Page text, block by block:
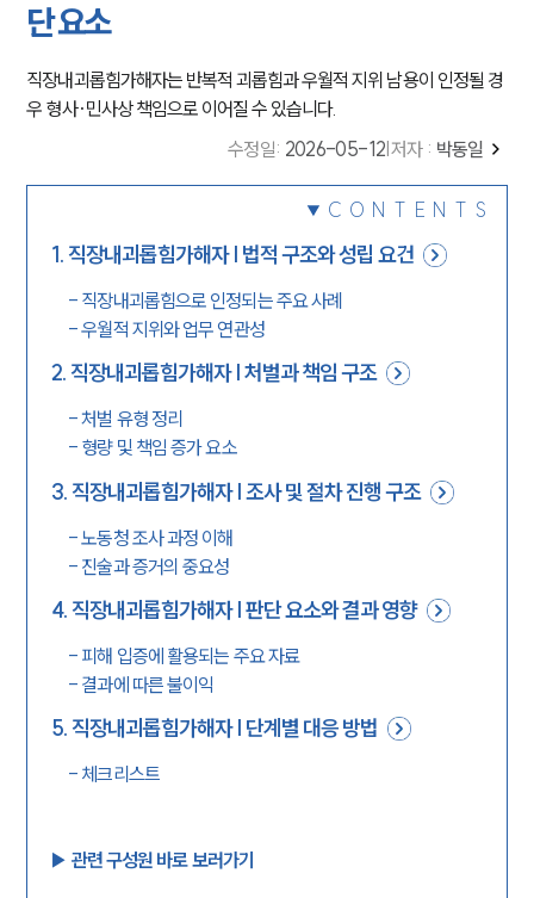
단 요소
직장내괴롭힘가해자는 반복적 괴롭힘과 우월적 지위 남용이 인정될 경
우 형사·민사상 책임으로 이어질 수 있습니다.
수정일: 2026-05-12 저자 : 박동일
CONTENTS
1. 직장내괴롭힘가해자 | 법적 구조와 성립 요건
- 직장내괴롭힘으로 인정되는 주요 사례
-우월적 지위와 업무 연관성
2. 직장내괴롭힘가해자 | 처벌과 책임 구조
-처벌 유형 정리
- 형량 및 책임 증가 요소
3. 직장내괴롭힘가해자 | 조사 및 절차 진행 구조
-노동청 조사 과정 이해
- 진술과 증거의 중요성
4. 직장내괴롭힘가해자 | 판단 요소와 결과 영향
- 피해 입증에 활용되는 주요 자료
- 결과에 따른 불이익
5. 직장내괴롭힘가해자 | 단계별 대응 방법
- 체크리스트
▶︎ 관련 구성원 바로 보러가기